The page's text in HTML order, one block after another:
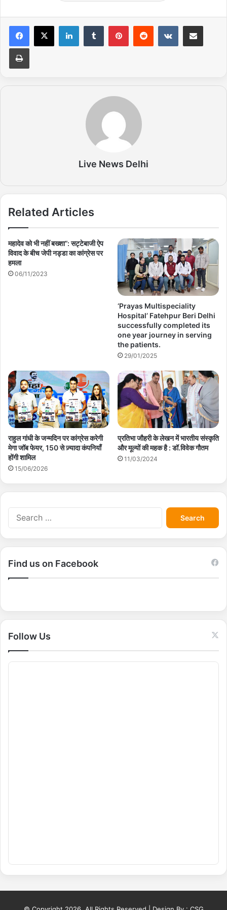
Live News Delhi
Related Articles
महादेव को भी नहीं बख्शा”: सट्टेबाजी ऐप
विवाद के बीच जेपी नड्डा का कांग्रेस पर
हमला
06/11/2023
‘Prayas Multispeciality
Hospital’ Fatehpur Beri Delhi
successfully completed its
one year journey in serving
the patients.
29/01/2025
राहुल गांधी के जन्मदिन पर कांग्रेस करेगी
मेगा जॉब फेयर, 150 से ज़्यादा कंपनियाँ
होंगी शामिल
15/06/2026
प्रतिभा जौहरी के लेखन में भारतीय संस्कृति
और मूल्यों की महक है : डॉ.विवेक गौतम
11/03/2024
S
e
a
r
r
:
Find us on Facebook
Follow Us